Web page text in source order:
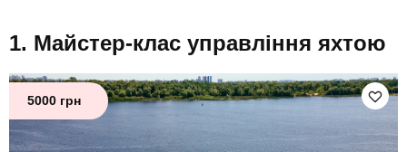
Майстер-клас управління яхтою
5000 грн